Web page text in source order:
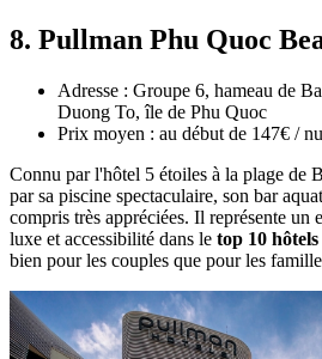
8. Pullman Phu Quoc
Adresse : Groupe 6, hameau de
Duong To, île de Phu Quoc
Prix moyen : au début de 147€ /
Connu par l'hôtel 5 étoiles à la plage de
par sa piscine spectaculaire, son bar
compris très appréciées. Il représente un
luxe et accessibilité dans le top 10
bien pour les couples que pour les